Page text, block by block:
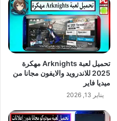
تحميل لعبة Arknights مهكرة
2025 للاندرويد والايفون مجانا من
ميديا فاير
يناير 13, 2026